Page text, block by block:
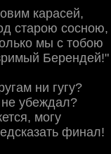
карасей,
старою сосною,
мы с тобою
Берендей!"
ни гугу?
убеждал?
могу
финал!